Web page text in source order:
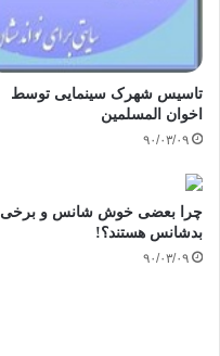
تاسیس شهرک سینمایی توسط
اخوان المسلمین
۹۰/۰۳/۰۹
چرا بعضی خوش شانس و برخی
بدشانس هستند؟!
۹۰/۰۳/۰۹